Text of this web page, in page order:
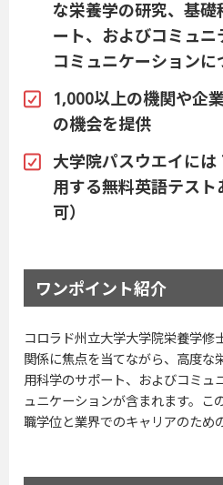
な栄養学の研究、基
ート、およびコミュ
コミュニケーションに
1,000以上の機関や企
の機会を提供
大学院パスウエイには
用する無料英語テス
可）
ワンポイント紹介
コロラド州立大学大学院栄養学修
関係に焦点を当てながら、高度な
用科学のサポート、およびコミュ
ュニケーションが含まれます。こ
職学位と業界でのキャリアのため